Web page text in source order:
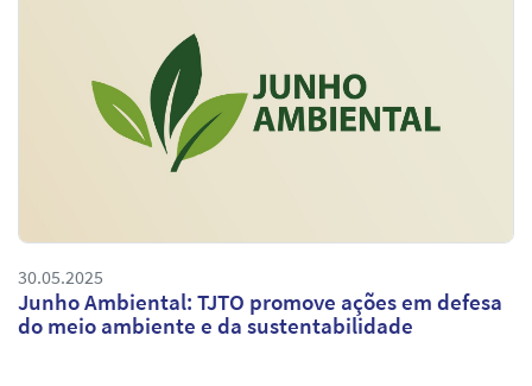
30.05.2025
Junho Ambiental: TJTO promove ações em defesa
do meio ambiente e da sustentabilidade